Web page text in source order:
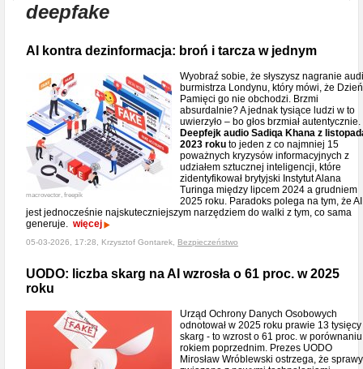
deepfake
AI kontra dezinformacja: broń i tarcza w jednym
macrovector, freepik
Wyobraź sobie, że słyszysz nagranie
burmistrza Londynu, który mówi, że Dzień
Pamięci go nie obchodzi. Brzmi
absurdalnie? A jednak tysiące ludzi w to
uwierzyło – bo głos brzmiał autentycznie.
Deepfejk audio Sadiqa Khana z
2023 roku to jeden z co najmniej 15
poważnych kryzysów informacyjnych z
udziałem sztucznej inteligencji, które
zidentyfikował brytyjski Instytut Alana
Turinga między lipcem 2024 a grudniem
2025 roku. Paradoks polega na tym, że AI
jest jednocześnie najskuteczniejszym narzędziem do walki z tym, co sama
generuje. więcej
05-03-2026, 17:28, Krzysztof Gontarek, Bezpieczeństwo
UODO: liczba skarg na AI wzrosła o 61 proc. w 2025
roku
Urząd Ochrony Danych Osobowych
odnotował w 2025 roku prawie 13 tysięcy
skarg - to wzrost o 61 proc. w
rokiem poprzednim. Prezes UODO
Mirosław Wróblewski ostrzega, że sprawy